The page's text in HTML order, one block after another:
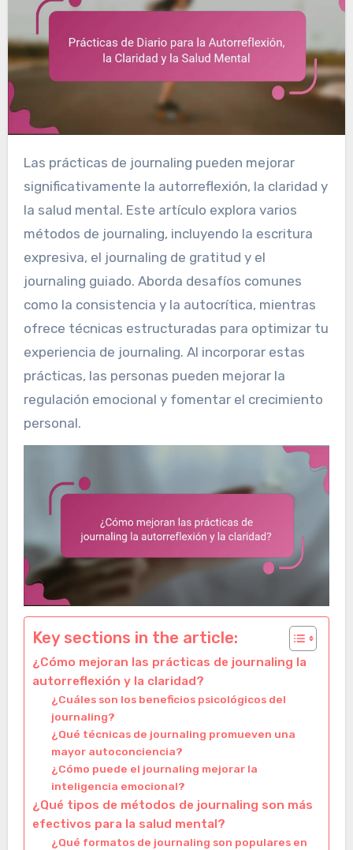
Las prácticas de journaling pueden mejorar
significativamente la autorreflexión, la claridad y
la salud mental. Este artículo explora varios
métodos de journaling, incluyendo la escritura
expresiva, el journaling de gratitud y el
journaling guiado. Aborda desafíos comunes
como la consistencia y la autocrítica, mientras
ofrece técnicas estructuradas para optimizar tu
experiencia de journaling. Al incorporar estas
prácticas, las personas pueden mejorar la
regulación emocional y fomentar el crecimiento
personal.
Key sections in the article:
¿Cómo mejoran las prácticas de journaling la
autorreflexión y la claridad?
¿Cuáles son los beneficios psicológicos del
journaling?
¿Qué técnicas de journaling promueven una
mayor autoconciencia?
¿Cómo puede el journaling mejorar la
inteligencia emocional?
¿Qué tipos de métodos de journaling son más
efectivos para la salud mental?
¿Qué formatos de journaling son populares en